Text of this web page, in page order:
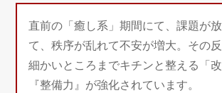
直前の「癒し系」期間にて、課題が
て、秩序が乱れて不安が増大。その反
細かいところまでキチンと整える「
『整備力』が強化されています。